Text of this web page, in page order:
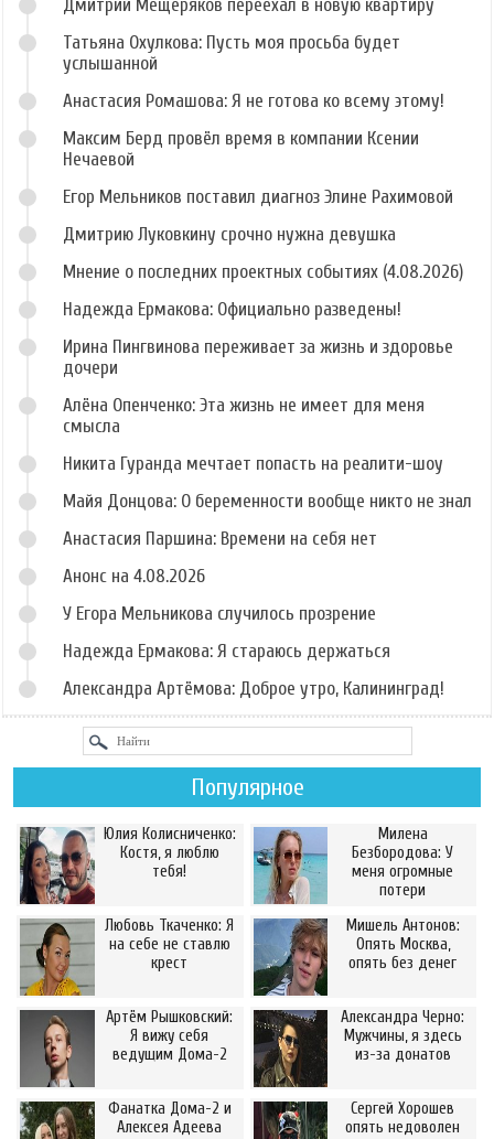
Дмитрий Мещеряков переехал в новую квартиру
Татьяна Охулкова: Пусть моя просьба будет
услышанной
Анастасия Ромашова: Я не готова ко всему этому!
Максим Берд провёл время в компании Ксении
Нечаевой
Егор Мельников поставил диагноз Элине Рахимовой
Дмитрию Луковкину срочно нужна девушка
Мнение о последних проектных событиях (4.08.2026)
Надежда Ермакова: Официально разведены!
Ирина Пингвинова переживает за жизнь и здоровье
дочери
Алёна Опенченко: Эта жизнь не имеет для меня
смысла
Никита Гуранда мечтает попасть на реалити-шоу
Майя Донцова: О беременности вообще никто не знал
Анастасия Паршина: Времени на себя нет
Анонс на 4.08.2026
У Егора Мельникова случилось прозрение
Надежда Ермакова: Я стараюсь держаться
Александра Артёмова: Доброе утро, Калининград!
Популярное
Юлия Колисниченко:
Костя, я люблю
тебя!
Милена
Безбородова: У
меня огромные
потери
Любовь Ткаченко: Я
на себе не ставлю
крест
Мишель Антонов:
Опять Москва,
опять без денег
Артём Рышковский:
Я вижу себя
ведущим Дома-2
Александра Черно:
Мужчины, я здесь
из-за донатов
Фанатка Дома-2 и
Алексея Адеева
Сергей Хорошев
опять недоволен